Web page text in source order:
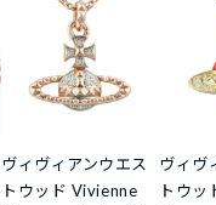
ヴィヴィアンウエス
トウッド Vivienne
ヴィヴ
トウ